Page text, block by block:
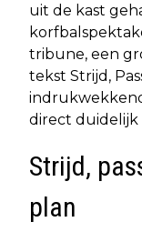
uit de kast
tribune, een
tekst Strijd,
direct duidelijk
Strijd,
plan